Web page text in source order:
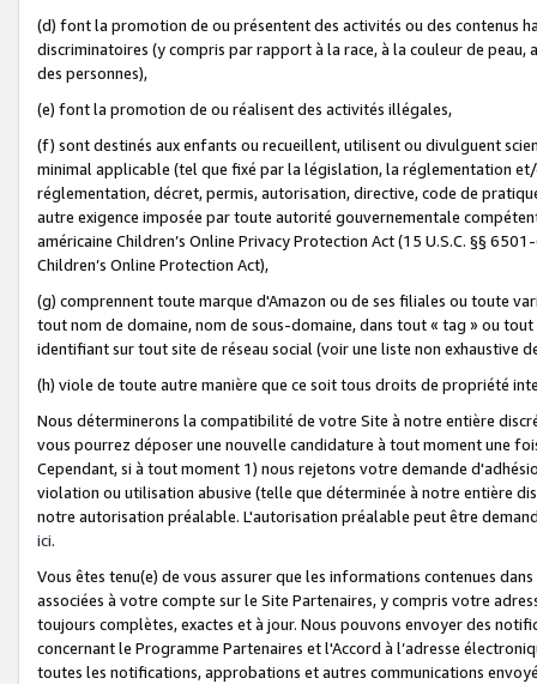
(d) font la promotion de ou présentent des activités ou des contenus
discriminatoires (y compris par rapport à la race, à la couleur de
des personnes),
(e) font la promotion de ou réalisent des activités illégales,
(f) sont destinés aux enfants ou recueillent, utilisent ou divulguent
minimal applicable (tel que fixé par la législation, la réglementation
réglementation, décret, permis, autorisation, directive, code de
autre exigence imposée par toute autorité gouvernementale
américaine Children’s Online Privacy Protection Act (15 U.S.C. §§
Children’s Online Protection Act),
(g) comprennent toute marque d'Amazon ou de ses filiales ou toute
tout nom de domaine, nom de sous-domaine, dans tout « tag » ou
identifiant sur tout site de réseau social (voir une liste non exhaustive
(h) viole de toute autre manière que ce soit tous droits de propriété
Nous déterminerons la compatibilité de votre Site à notre entière
vous pourrez déposer une nouvelle candidature à tout moment une
Cependant, si à tout moment 1) nous rejetons votre demande
violation ou utilisation abusive (telle que déterminée à notre entière
notre autorisation préalable. L'autorisation préalable peut être
ici.
Vous êtes tenu(e) de vous assurer que les informations contenues
associées à votre compte sur le Site Partenaires, y compris votre
toujours complètes, exactes et à jour. Nous pouvons envoyer des
concernant le Programme Partenaires et l'Accord à l’adresse
toutes les notifications, approbations et autres communications